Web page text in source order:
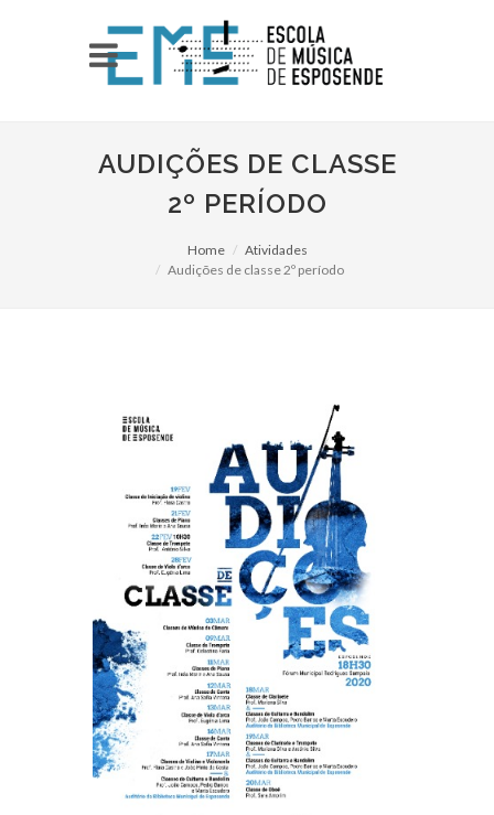
AUDIÇÕES DE CLASSE
2º PERÍODO
Home
Atividades
Audições de classe 2º período